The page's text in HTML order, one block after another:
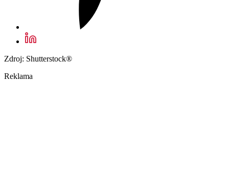
Zdroj: Shutterstock®
Reklama